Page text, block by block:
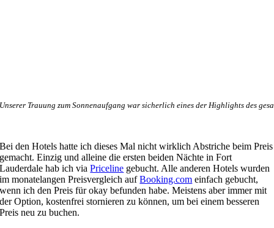
Unserer Trauung zum Sonnenaufgang war sicherlich eines der Highlights des
Bei den Hotels hatte ich dieses Mal nicht wirklich Abstriche beim Preis
gemacht. Einzig und alleine die ersten beiden Nächte in Fort
Lauderdale hab ich viaPriceline gebucht. Alle anderen Hotels wurden
im monatelangen Preisvergleich aufBooking.com einfach gebucht,
wenn ich den Preis für okay befunden habe. Meistens aber immer mit
der Option, kostenfrei stornieren zu können, um bei einem besseren
Preis neu zu buchen.